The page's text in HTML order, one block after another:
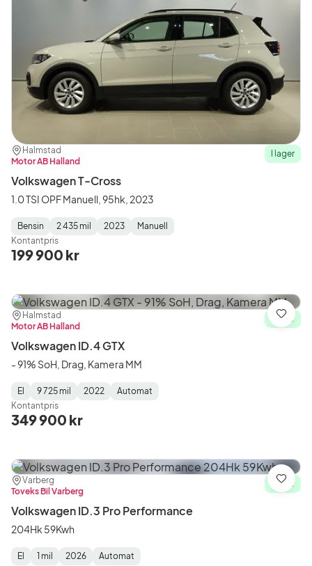
Plats:
Halmstad
Återförsäljare:
Motor AB Halland
I lager
Volkswagen T-Cross
1.0 TSI OPF Manuell, 95hk, 2023
Fuel
Type:
Bensin
Mätarställning:
2 435 mil
Model
Year:
2023
Gearbox
Type:
Manuell
Kontantpris
199 900 kr
Plats:
Halmstad
Återförsäljare:
Motor AB Halland
I lager
Volkswagen ID.4 GTX
- 91% SoH, Drag, Kamera MM
Fuel
Type:
El
Mätarställning:
9 725 mil
Model
Year:
2022
Gearbox
Type:
Automat
Kontantpris
349 900 kr
Spara
Plats:
Varberg
Återförsäljare:
Toveks Bil Varberg
I lager
Volkswagen ID.3 Pro Performance
204Hk 59Kwh
Fuel
El
Mätarställning:
1 mil
Model
2026
Gearbox
Automat
Spara